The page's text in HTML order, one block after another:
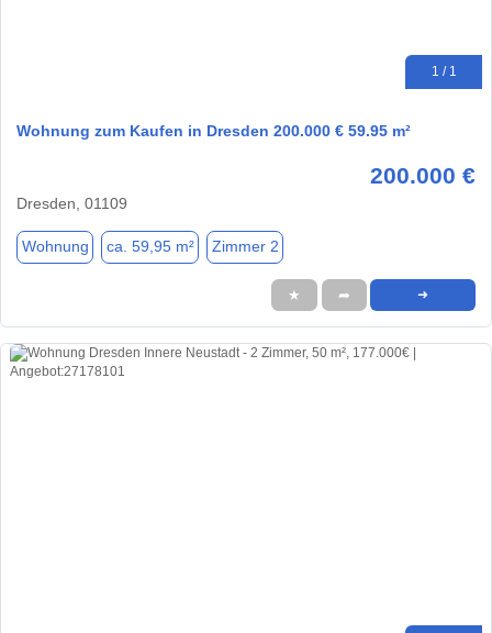
1 / 1
Wohnung zum Kaufen in Dresden 200.000 € 59.95 m²
200.000 €
Dresden, 01109
Wohnung ca. 59,95 m² Zimmer 2
★ ➦ ➜